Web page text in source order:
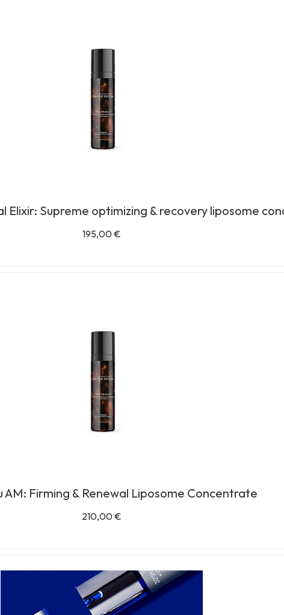
Elixir: Supreme optimizing & recovery liposome
195,00€
AM: Firming & Renewal Liposome Concentrate
210,00€